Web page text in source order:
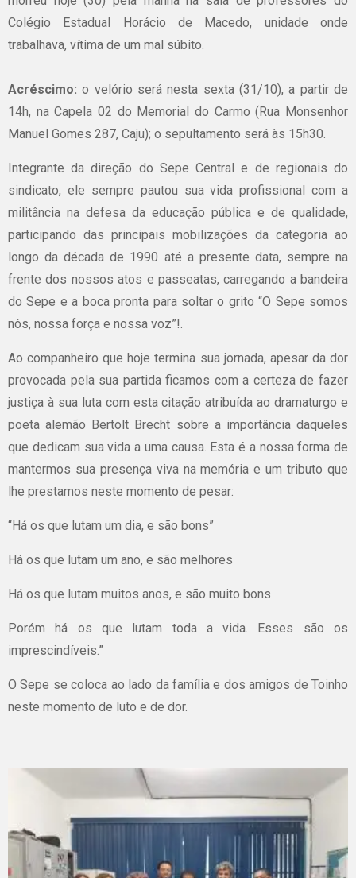
Colégio Estadual Horácio de Macedo, unidade onde
trabalhava, vítima de um mal súbito.
Acréscimo: o velório será nesta sexta (31/10), a partir de
14h, na Capela 02 do Memorial do Carmo (Rua Monsenhor
Manuel Gomes 287, Caju); o sepultamento será às 15h30.
Integrante da direção do Sepe Central e de regionais do
sindicato, ele sempre pautou sua vida profissional com a
militância na defesa da educação pública e de qualidade,
participando das principais mobilizações da categoria ao
longo da década de 1990 até a presente data, sempre na
frente dos nossos atos e passeatas, carregando a bandeira
do Sepe e a boca pronta para soltar o grito “O Sepe somos
nós, nossa força e nossa voz”!.
Ao companheiro que hoje termina sua jornada, apesar da dor
provocada pela sua partida ficamos com a certeza de fazer
justiça à sua luta com esta citação atribuída ao dramaturgo e
poeta alemão Bertolt Brecht sobre a importância daqueles
que dedicam sua vida a uma causa. Esta é a nossa forma de
mantermos sua presença viva na memória e um tributo que
lhe prestamos neste momento de pesar:
“Há os que lutam um dia, e são bons”
Há os que lutam um ano, e são melhores
Há os que lutam muitos anos, e são muito bons
Porém há os que lutam toda a vida. Esses são os
imprescindíveis.”
O Sepe se coloca ao lado da família e dos amigos de Toinho
neste momento de luto e de dor.